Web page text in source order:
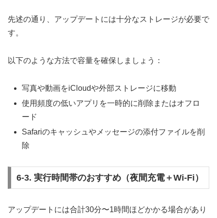
先述の通り、アップデートには十分なストレージが必要で
す。
以下のような方法で容量を確保しましょう：
写真や動画をiCloudや外部ストレージに移動
使用頻度の低いアプリを一時的に削除またはオフロ
ード
Safariのキャッシュやメッセージの添付ファイルを削
除
6-3. 実行時間帯のおすすめ（夜間充電＋Wi-Fi）
アップデートには合計30分〜1時間ほどかかる場合があり